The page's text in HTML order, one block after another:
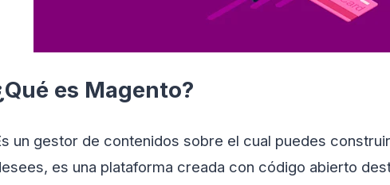
es Magento?
un gestor de contenidos sobre el cual puedes
es una plataforma creada con código abierto